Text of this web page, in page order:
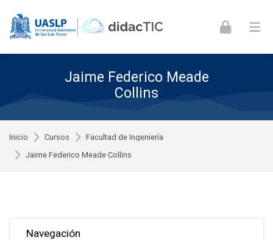
Jaime Federico Meade
Collins
Inicio Cursos
Facultad de Ingeniería
Jaime Federico Meade Collins
Navegación